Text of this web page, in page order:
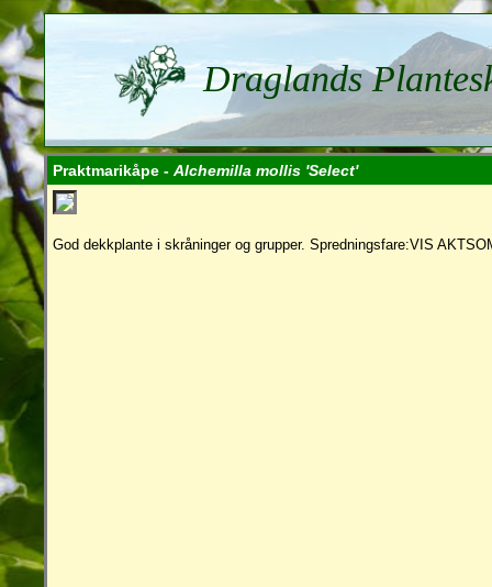
Draglands
Praktmarikåpe - Alchemilla mollis 'Select'
God dekkplante i skråninger og grupper. Spredningsfare:VIS